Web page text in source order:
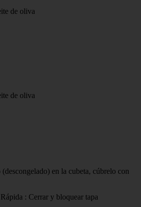
de oliva
de oliva
en la cubeta, cúbrelo con
Rápida : Cerrar y bloquear tapa